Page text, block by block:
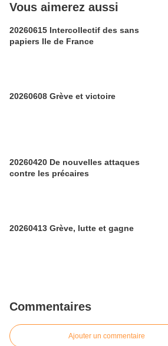
Vous aimerez aussi
20260615 Intercollectif des sans
papiers Ile de France
20260608 Grève et victoire
20260420 De nouvelles attaques
contre les précaires
20260413 Grève, lutte et gagne
Commentaires
Ajouter un commentaire